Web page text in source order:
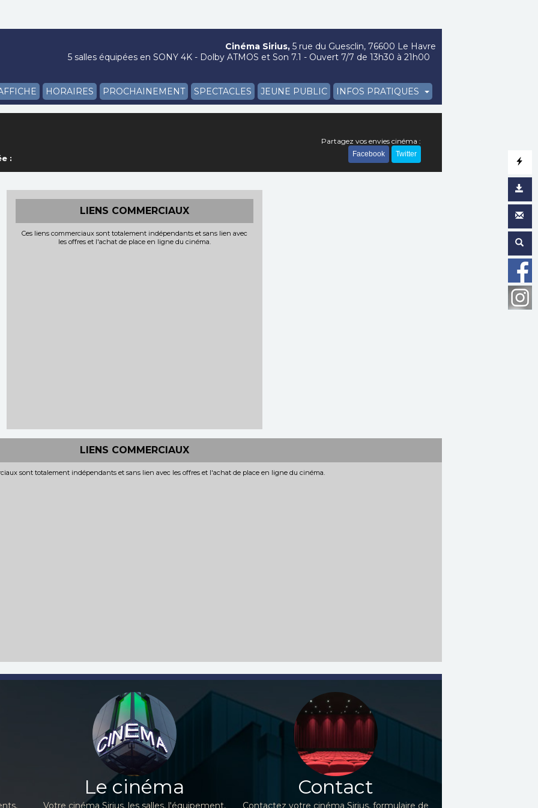
HORAIRES PROCHAINEMENT SPECTACLES JEUNE PUBLIC INFOS PRATIQUES
Cinéma Sirius, 5 rue du Guesclin, 76600 Le Havre
5 salles équipées en SONY 4K - Dolby ATMOS et Son 7.1 - Ouvert 7/7 de 13h30 à 21h00
:
Partagez vos envies cinéma :
Facebook Twitter
LIENS COMMERCIAUX
Ces liens commerciaux sont totalement indépendants et sans lien avec
les offres et l'achat de place en ligne du cinéma.
LIENS COMMERCIAUX
sont totalement indépendants et sans lien avec les offres et l'achat de place en ligne du cinéma.
Le cinéma
Votre cinéma Sirius, les salles, l'équipement,
Contact
Contactez votre cinéma Sirius, formulaire de